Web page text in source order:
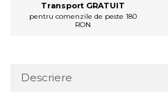
Transport GRATUIT
pentru comenzile de peste 180
RON
Descriere